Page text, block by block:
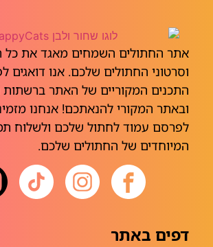
אתר החתולים השמחים מאגד את כל
וסרטוני החתולים שלכם. אנו
התכנים המקוריים של האתר
ובאתר המקורי להנאתכם! אנחנו
לפרסם עמוד לחתול שלכם ולשלוח
המיוחדים של החתולים שלכם.
דפים באתר